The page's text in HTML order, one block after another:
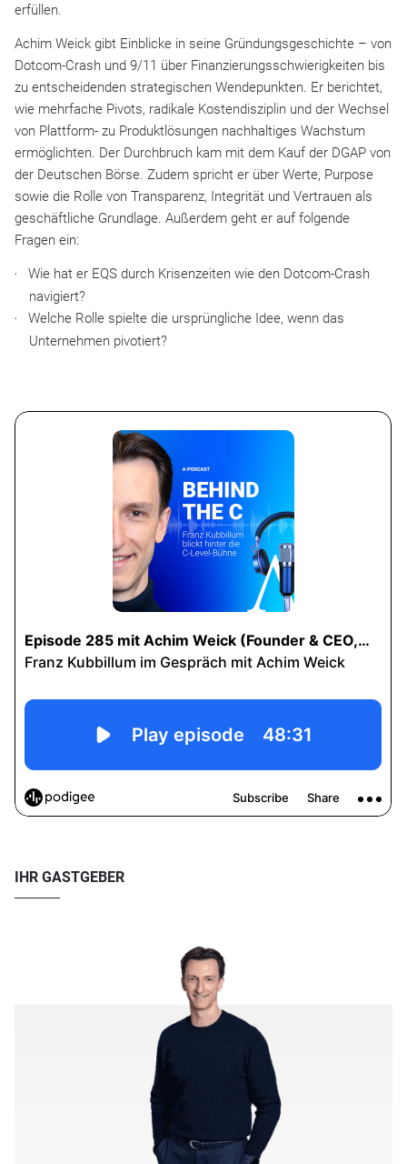
erfüllen.
Achim Weick gibt Einblicke in seine Gründungsgeschichte – von
Dotcom-Crash und 9/11 über Finanzierungsschwierigkeiten bis
zu entscheidenden strategischen Wendepunkten. Er berichtet,
wie mehrfache Pivots, radikale Kostendisziplin und der Wechsel
von Plattform- zu Produktlösungen nachhaltiges Wachstum
ermöglichten. Der Durchbruch kam mit dem Kauf der DGAP von
der Deutschen Börse. Zudem spricht er über Werte, Purpose
sowie die Rolle von Transparenz, Integrität und Vertrauen als
geschäftliche Grundlage. Außerdem geht er auf folgende
Fragen ein:
Wie hat er EQS durch Krisenzeiten wie den Dotcom-Crash
navigiert?
Welche Rolle spielte die ursprüngliche Idee, wenn das
Unternehmen pivotiert?
IHR GASTGEBER